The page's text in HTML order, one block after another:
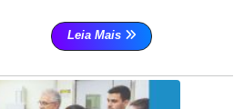
Leia Mais